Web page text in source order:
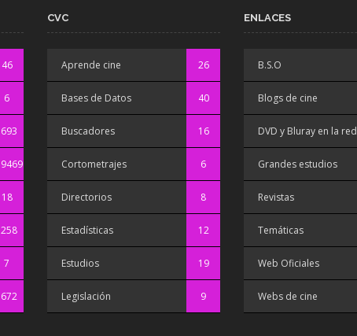
46
6
693
9469
18
258
7
672
CVC
Aprende cine 26
Bases de Datos 40
Buscadores 16
Cortometrajes 6
Directorios 8
Estadísticas 12
Estudios 19
Legislación 9
ENLACES
B.S.O
Blogs de cine
DVD y Bluray en la red
Grandes estudios
Revistas
Temáticas
Web Oficiales
Webs de cine